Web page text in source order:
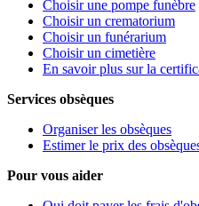
Choisir une pompe funèbre
Choisir un crematorium
Choisir un funérarium
Choisir un cimetière
En savoir plus sur la
Services obsèques
Organiser les obsèques
Estimer le prix des
Pour vous aider